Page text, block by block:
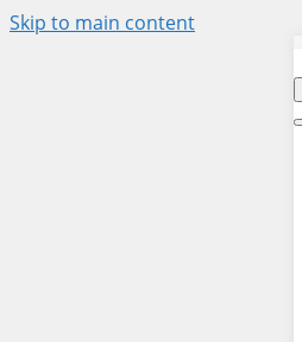
Skip to main content